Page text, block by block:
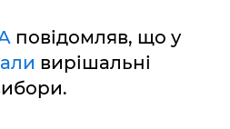
повідомляв, що у
вирішальні